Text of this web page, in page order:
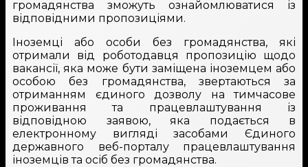
громадянства зможуть ознайомлюватися із
відповідними пропозиціями.
Іноземці або особи без громадянства, які
отримали від роботодавця пропозицію щодо
вакансії, яка може бути заміщена іноземцем або
особою без громадянства, звертаються за
отриманням єдиного дозволу на тимчасове
проживання та працевлаштування із
відповідною заявою, яка подається в
електронному вигляді засобами Єдиного
державного веб-порталу працевлаштування
іноземців та осіб без громадянства.